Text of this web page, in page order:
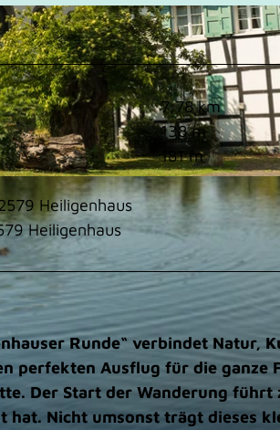
7,78 km
138 m
181 m
Heiligenhaus
Heiligenhaus
Runde“ verbindet Natur,
perfekten Ausflug für die ganze
Der Start der Wanderung
Nicht umsonst trägt dieses